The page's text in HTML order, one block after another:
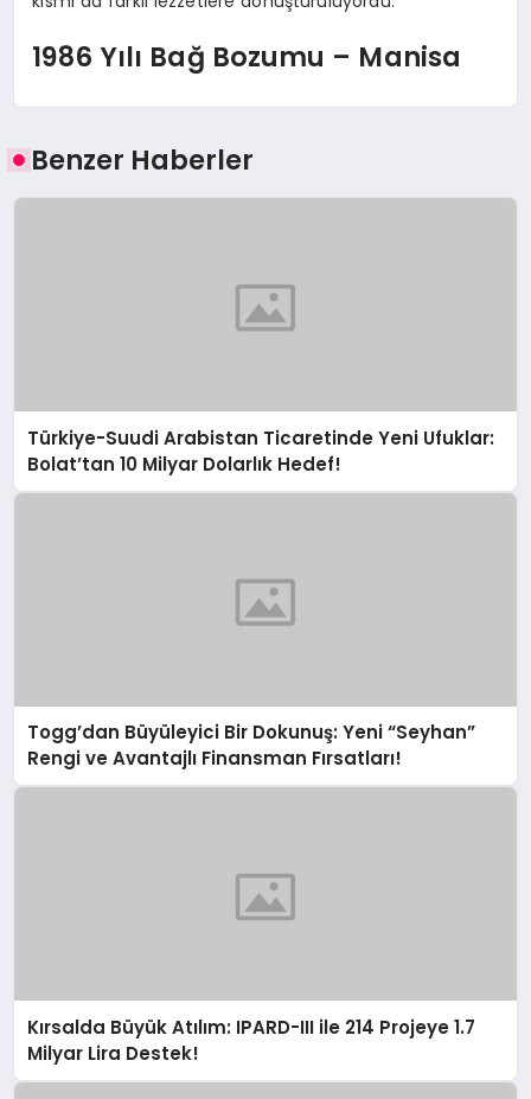
1986 Yılı Bağ Bozumu – Manisa
Benzer Haberler
Türkiye-Suudi Arabistan Ticaretinde Yeni Ufuklar:
Bolat’tan 10 Milyar Dolarlık Hedef!
Togg’dan Büyüleyici Bir Dokunuş: Yeni “Seyhan”
Rengi ve Avantajlı Finansman Fırsatları!
Kırsalda Büyük Atılım: IPARD-III ile 214 Projeye 1.7
Milyar Lira Destek!